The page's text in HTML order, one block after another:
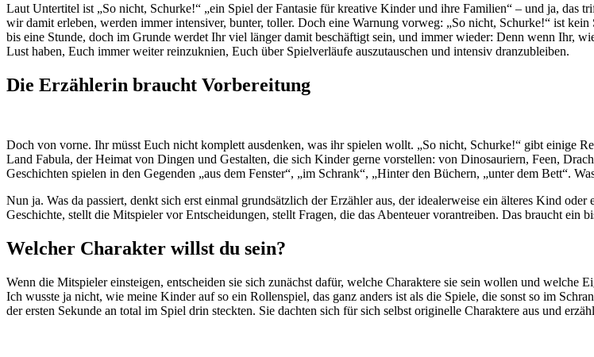
Laut Untertitel ist „So nicht, Schurke!“ „ein Spiel der Fantasie für kreative Kinder und ihre Familien“ – und ja, das
wir damit erleben, werden immer intensiver, bunter, toller. Doch eine Warnung vorweg: „So nicht, Schurke!“ ist
bis eine Stunde, doch im Grunde werdet Ihr viel länger damit beschäftigt sein, und immer wieder: Denn wenn Ihr,
Lust haben, Euch immer weiter reinzuknien, Euch über Spielverläufe auszutauschen und intensiv dranzubleiben.
Die Erzählerin braucht Vorbereitung
Doch von vorne. Ihr müsst Euch nicht komplett ausdenken, was ihr spielen wollt. „So nicht, Schurke!“ gibt einige
Land Fabula, der Heimat von Dingen und Gestalten, die sich Kinder gerne vorstellen: von Dinosauriern, Feen,
Geschichten spielen in den Gegenden „aus dem Fenster“, „im Schrank“, „Hinter den Büchern, „unter dem Bett“.
Nun ja. Was da passiert, denkt sich erst einmal grundsätzlich der Erzähler aus, der idealerweise ein älteres Kind
Geschichte, stellt die Mitspieler vor Entscheidungen, stellt Fragen, die das Abenteuer vorantreiben. Das braucht ein
Welcher Charakter willst du sein?
Wenn die Mitspieler einsteigen, entscheiden sie sich zunächst dafür, welche Charaktere sie sein wollen und welche
Ich wusste ja nicht, wie meine Kinder auf so ein Rollenspiel, das ganz anders ist als die Spiele, die sonst so im
der ersten Sekunde an total im Spiel drin steckten. Sie dachten sich für sich selbst originelle Charaktere aus und